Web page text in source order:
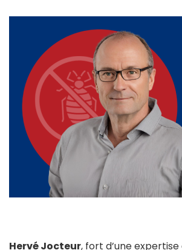
Hervé Jocteur, fort d’une